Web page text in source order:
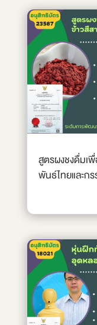
สูตรผงชงดื่มเ
พันธ์ไทยและก